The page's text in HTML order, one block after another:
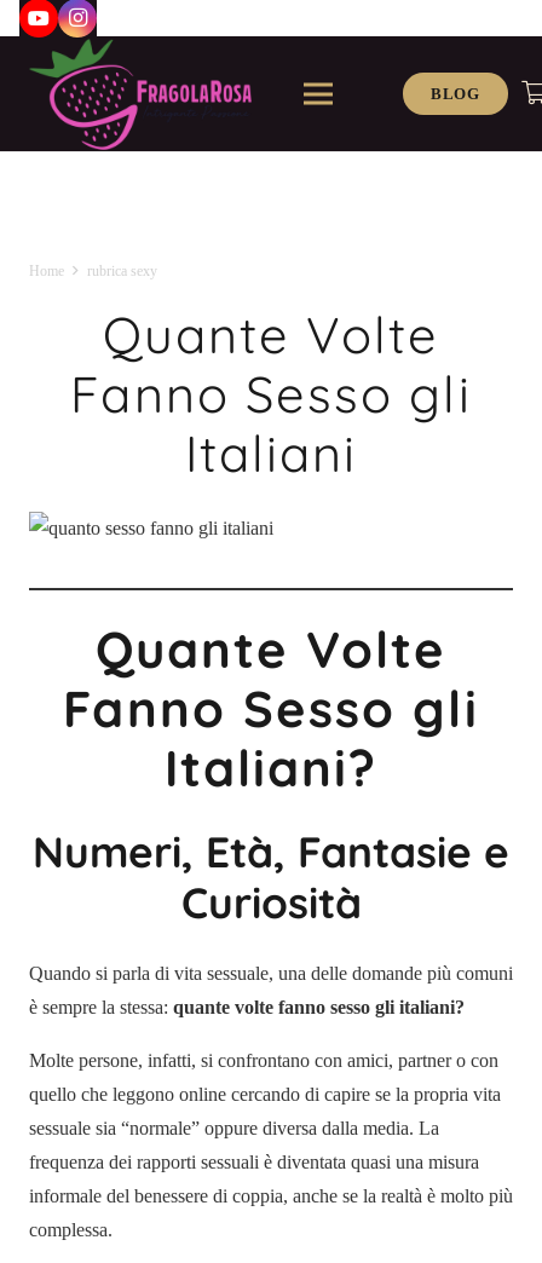
BLOG
Home rubrica sexy
Quante Volte
Fanno Sesso gli
Italiani
Quante Volte
Fanno Sesso gli
Italiani?
Numeri, Età, Fantasie e
Curiosità
Quando si parla di vita sessuale, una delle domande più comuni
è sempre la stessa: quante volte fanno sesso gli italiani?
Molte persone, infatti, si confrontano con amici, partner o con
quello che leggono online cercando di capire se la propria vita
sessuale sia “normale” oppure diversa dalla media. La
frequenza dei rapporti sessuali è diventata quasi una misura
informale del benessere di coppia, anche se la realtà è molto più
complessa.